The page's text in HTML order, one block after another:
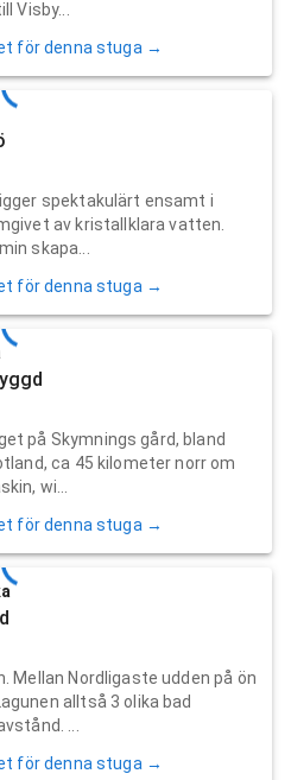
Visby...
för denna stuga →
spektakulärt ensamt i
av kristallklara vatten.
skapa...
för denna stuga →
på Skymnings gård, bland
ca 45 kilometer norr om
wi...
för denna stuga →
Mellan Nordligaste udden på ön
alltså 3 olika bad
...
för denna stuga →